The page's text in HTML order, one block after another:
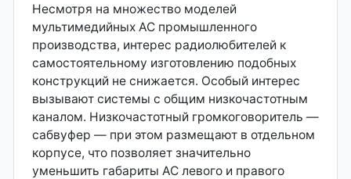
Несмотря на множество моделей
мультимедийных АС промышленного
производства, интерес радиолюбителей к
самостоятельному изготовлению подобных
конструкций не снижается. Особый интерес
вызывают системы с общим низкочастотным
каналом. Низкочастотный громкоговоритель —
сабвуфер — при этом размещают в отдельном
корпусе, что позволяет значительно
уменьшить габариты АС левого и правого